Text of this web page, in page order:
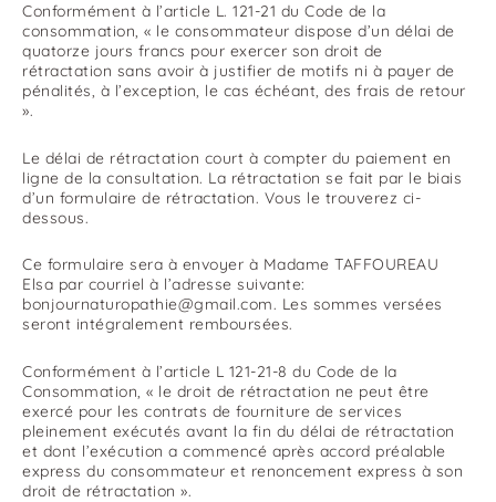
Conformément à l’article L. 121-21 du Code de la
consommation, « le consommateur dispose d’un délai de
quatorze jours francs pour exercer son droit de
rétractation sans avoir à justifier de motifs ni à payer de
pénalités, à l’exception, le cas échéant, des frais de retour
».
Le délai de rétractation court à compter du paiement en
ligne de la consultation. La rétractation se fait par le biais
d’un formulaire de rétractation. Vous le trouverez ci-
dessous.
Ce formulaire sera à envoyer à Madame TAFFOUREAU
Elsa par courriel à l’adresse suivante:
bonjournaturopathie@gmail.com. Les sommes versées
seront intégralement remboursées.
Conformément à l’article L 121-21-8 du Code de la
Consommation, « le droit de rétractation ne peut être
exercé pour les contrats de fourniture de services
pleinement exécutés avant la fin du délai de rétractation
et dont l’exécution a commencé après accord préalable
express du consommateur et renoncement express à son
droit de rétractation ».